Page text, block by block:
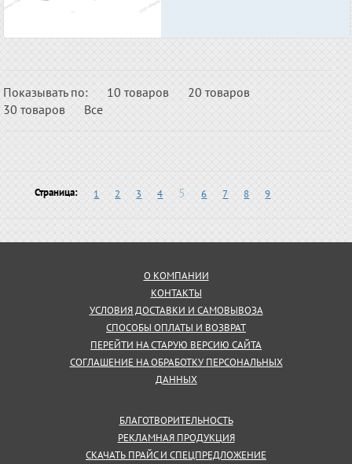
Показывать по: 10 товаров
20 товаров
30 товаров
Все
Страница: 1 2 3 4 5 6 7 8 9
О КОМПАНИИ
КОНТАКТЫ
УСЛОВИЯ ДОСТАВКИ И САМОВЫВОЗА
СПОСОБЫ ОПЛАТЫ И ВОЗВРАТ
ПЕРЕЙТИ НА СТАРУЮ ВЕРСИЮ САЙТА
СОГЛАШЕНИЕ НА ОБРАБОТКУ ПЕРСОНАЛЬНЫХ
ДАННЫХ
БЛАГОТВОРИТЕЛЬНОСТЬ
РЕКЛАМНАЯ ПРОДУКЦИЯ
СКАЧАТЬ ПРАЙС И СПЕЦПРЕДЛОЖЕНИЕ